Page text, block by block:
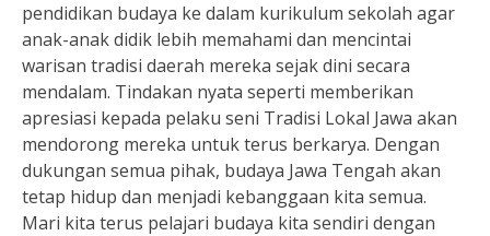
pendidikan budaya ke dalam kurikulum sekolah agar
anak-anak didik lebih memahami dan mencintai
warisan tradisi daerah mereka sejak dini secara
mendalam. Tindakan nyata seperti memberikan
apresiasi kepada pelaku seni Tradisi Lokal Jawa akan
mendorong mereka untuk terus berkarya. Dengan
dukungan semua pihak, budaya Jawa Tengah akan
tetap hidup dan menjadi kebanggaan kita semua.
Mari kita terus pelajari budaya kita sendiri dengan